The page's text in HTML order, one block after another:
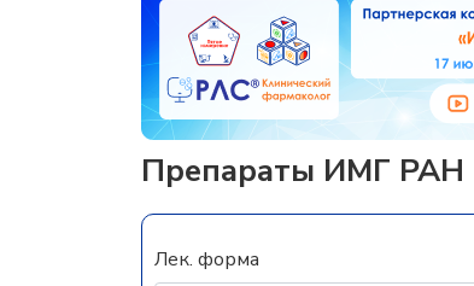
Препараты ИМГ
Лек. форма